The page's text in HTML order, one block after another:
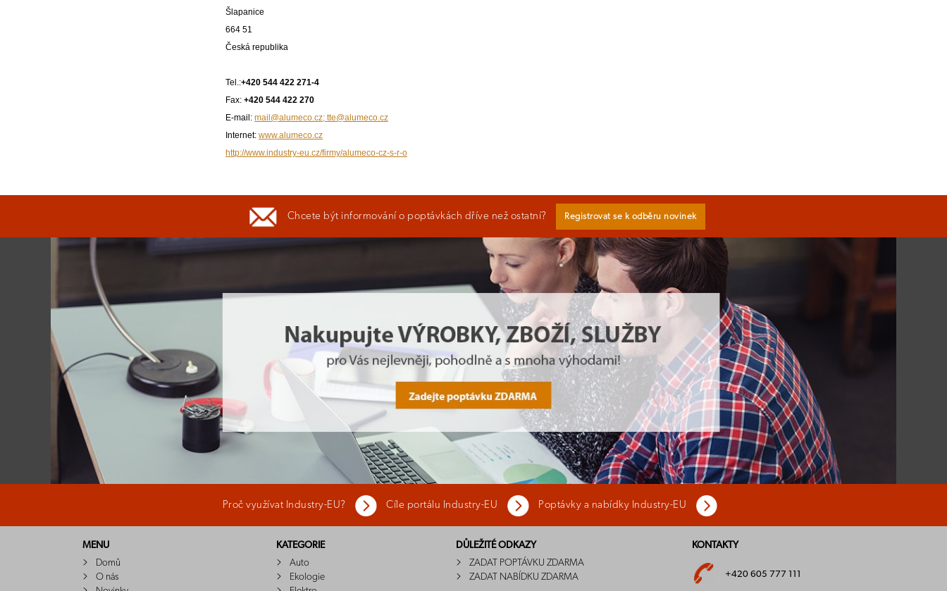
Šlapanice
664 51
Česká republika
Tel.:+420 544 422 271-4
Fax: +420 544 422 270
E-mail: mail@alumeco.cz; tte@alumeco.cz
Internet: www.alumeco.cz
http://www.industry-eu.cz/firmy/alumeco-cz-s-r-o
Chcete být informování o poptávkách dříve než ostatní? Registrovat se k odběru novinek
Proč využívat Industry-EU? Cíle portálu Industry-EU Poptávky a nabídky Industry-EU
MENU
Domů
O nás
KATEGORIE
Auto
Ekologie
DŮLEŽITÉ ODKAZY
ZADAT POPTÁVKU ZDARMA
ZADAT NABÍDKU ZDARMA
KONTAKTY
+420 605 777 111